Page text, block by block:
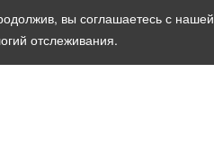
вы соглашаетесь с нашей
отслеживания.